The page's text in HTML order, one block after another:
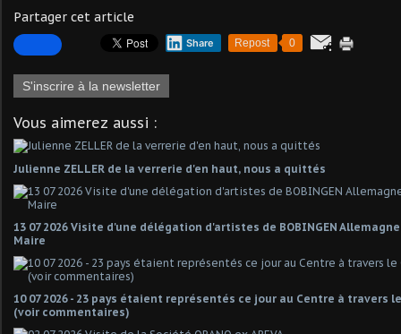
Partager cet article
Share Repost 0
S'inscrire à la newsletter
Vous aimerez aussi :
Julienne ZELLER de la verrerie d'en haut, nous a quittés
13 07 2026 Visite d'une délégation d'artistes de BOBINGEN
Maire
10 07 2026 - 23 pays étaient représentés ce jour au Centre à travers le
(voir commentaires)